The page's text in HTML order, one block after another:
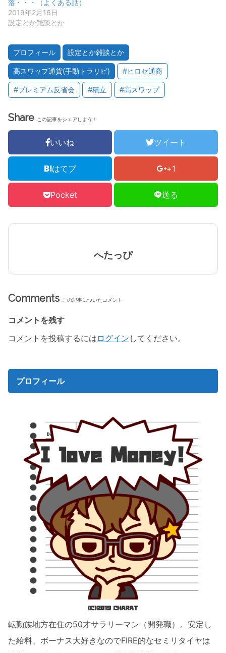
落・・・（よくある話）
2019年2月16日
設定とか雑談とか
プロフィール 設定とか雑談とか
高スワップ通貨(手動トラリピ) #ヒロセ通商
#プレミアム反省会 #積立 #高スワップ
Share この記事をシェアしよう！
いいね ツイート
はてブ +1
Pocket 送る
へたっぴ
Comments この記事についたコメント
コメントを残す
コメントを投稿するには ログイン してください。
プロフィール
転勤族地方在住の50才サラリーマン（開発職）。安定し
た給料、ボーナス大好きなのでFIRE的なセミリタイヤは